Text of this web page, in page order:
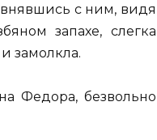
с ним, видя
запахе, слегка
замолкла.
Федора, безвольно